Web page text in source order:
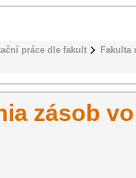
práce dle fakult
Fakulta
zásob